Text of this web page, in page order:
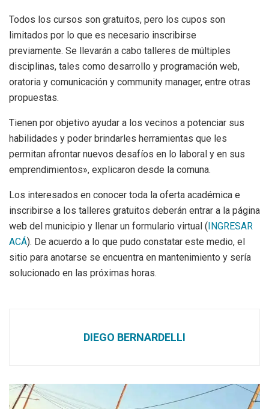
Todos los cursos son gratuitos, pero los cupos son
limitados por lo que es necesario inscribirse
previamente. Se llevarán a cabo talleres de múltiples
disciplinas, tales como desarrollo y programación web,
oratoria y comunicación y community manager, entre otras
propuestas.
Tienen por objetivo ayudar a los vecinos a potenciar sus
habilidades y poder brindarles herramientas que les
permitan afrontar nuevos desafíos en lo laboral y en sus
emprendimientos», explicaron desde la comuna.
Los interesados en conocer toda la oferta académica e
inscribirse a los talleres gratuitos deberán entrar a la página
web del municipio y llenar un formulario virtual (INGRESAR
ACÁ). De acuerdo a lo que pudo constatar este medio, el
sitio para anotarse se encuentra en mantenimiento y sería
solucionado en las próximas horas.
DIEGO BERNARDELLI